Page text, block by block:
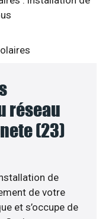
réseau
(23)
de
de votre
et s’occupe de